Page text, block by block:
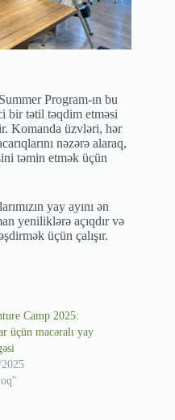
Program-ın bu
bir tətil təqdim etməsi
Komanda üzvləri, hər
nəzərə alaraq,
təmin etmək üçün
yay ayını ən
yeniliklərə açıqdır və
üçün çalışır.
Camp 2025:
üçün macəralı yay